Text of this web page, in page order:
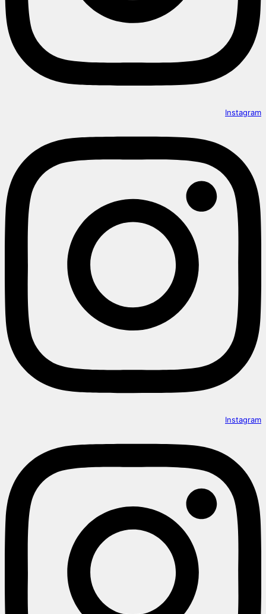
Instagram
Instagram